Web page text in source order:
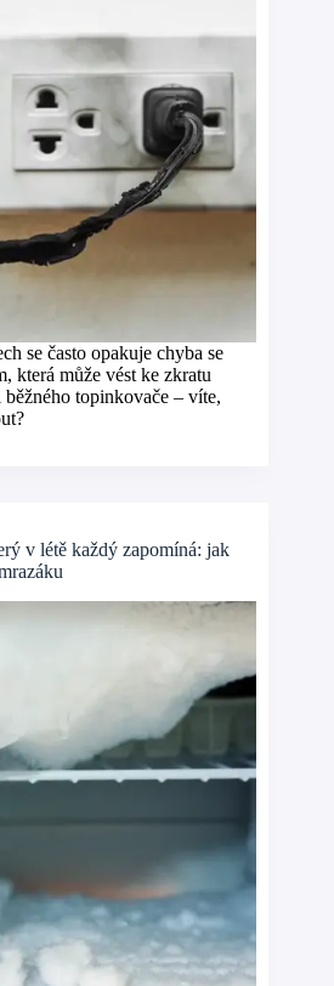
se často opakuje chyba se
která může vést ke zkratu
topinkovače – víte,
v létě každý zapomíná: jak